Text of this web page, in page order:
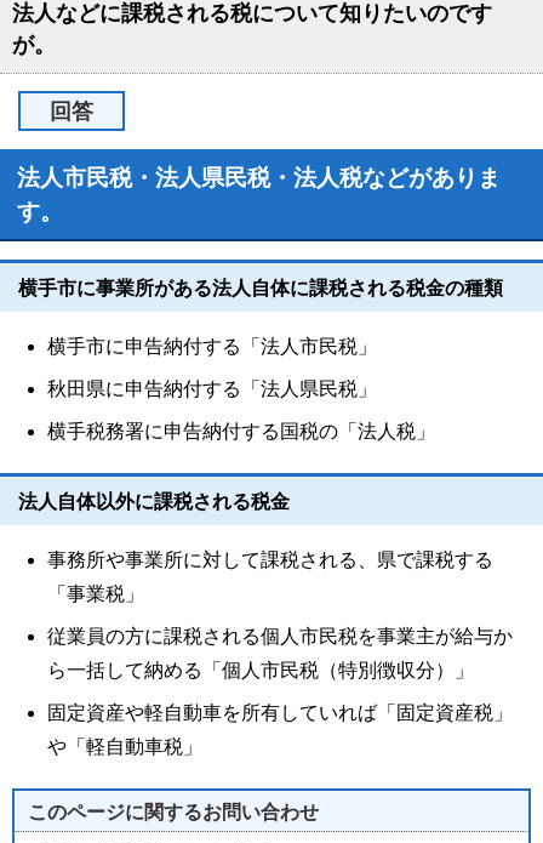
法人などに課税される税について知りたいのです
が。
回答
法人市民税・法人県民税・法人税などがありま
す。
横手市に事業所がある法人自体に課税される税金の種類
横手市に申告納付する「法人市民税」
秋田県に申告納付する「法人県民税」
横手税務署に申告納付する国税の「法人税」
法人自体以外に課税される税金
事務所や事業所に対して課税される、県で課税する
「事業税」
従業員の方に課税される個人市民税を事業主が給与か
ら一括して納める「個人市民税（特別徴収分）」
固定資産や軽自動車を所有していれば「固定資産税」
や「軽自動車税」
このページに関するお問い合わせ